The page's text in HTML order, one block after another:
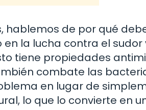
hablemos de por qué
la lucha contra el sudor
tiene propiedades
combate las
en lugar de
lo que lo convierte en